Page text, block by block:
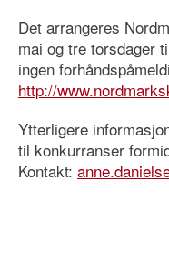
Det arrangeres
mai og tre torsdager
ingen
http://
Ytterligere
til konkurranser
Kontakt: